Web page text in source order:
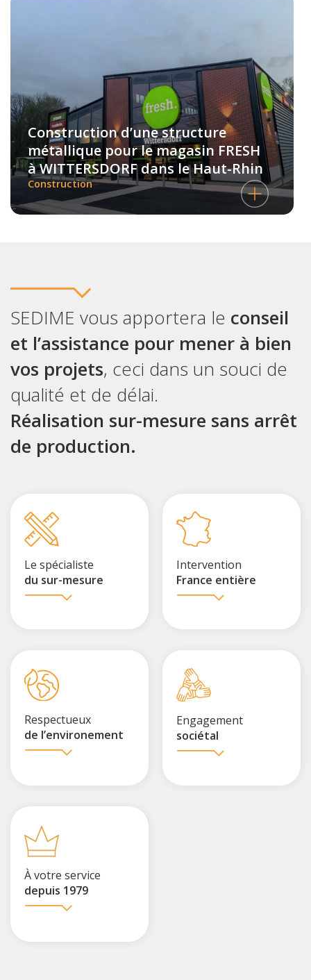
Construction d’une structure
métallique pour le magasin FRESH
à WITTERSDORF dans le Haut-Rhin
Construction
SEDIME vous apportera le conseil
et l’assistance pour mener à bien
vos projets, ceci dans un souci de
qualité et de délai.
Réalisation sur-mesure sans arrêt
de production.
Le spécialiste
du sur-mesure
Intervention
France entière
Respectueux
de l’environement
Engagement
sociétal
À votre service
depuis 1979